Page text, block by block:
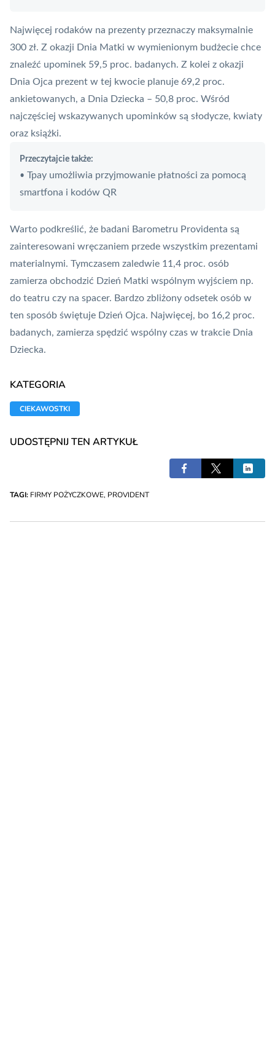
Najwięcej rodaków na prezenty przeznaczy maksymalnie
300 zł. Z okazji Dnia Matki w wymienionym budżecie chce
znaleźć upominek 59,5 proc. badanych. Z kolei z okazji
Dnia Ojca prezent w tej kwocie planuje 69,2 proc.
ankietowanych, a Dnia Dziecka – 50,8 proc. Wśród
najczęściej wskazywanych upominków są słodycze, kwiaty
oraz książki.
Przeczytajcie także:
• Tpay umożliwia przyjmowanie płatności za pomocą
smartfona i kodów QR
Warto podkreślić, że badani Barometru Providenta są
zainteresowani wręczaniem przede wszystkim prezentami
materialnymi. Tymczasem zaledwie 11,4 proc. osób
zamierza obchodzić Dzień Matki wspólnym wyjściem np.
do teatru czy na spacer. Bardzo zbliżony odsetek osób w
ten sposób świętuje Dzień Ojca. Najwięcej, bo 16,2 proc.
badanych, zamierza spędzić wspólny czas w trakcie Dnia
Dziecka.
KATEGORIA
CIEKAWOSTKI
UDOSTĘPNIJ TEN ARTYKUŁ
TAGI: FIRMY POŻYCZKOWE, PROVIDENT